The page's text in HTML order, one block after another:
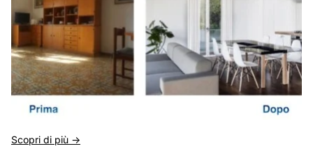
Scopri di più ->